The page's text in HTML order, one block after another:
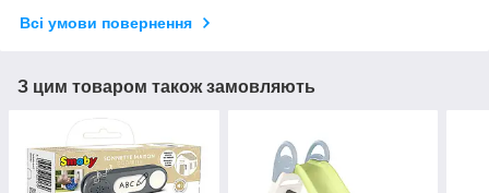
Всі умови повернення
З цим товаром також замовляють